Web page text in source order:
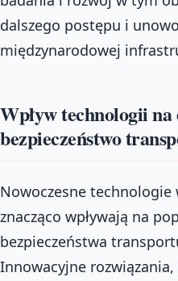
dalszego postępu i
międzynarodowej
Wpływ technologii
bezpieczeństwo
Nowoczesne technologie
znacząco wpływają na
bezpieczeństwa
Innowacyjne